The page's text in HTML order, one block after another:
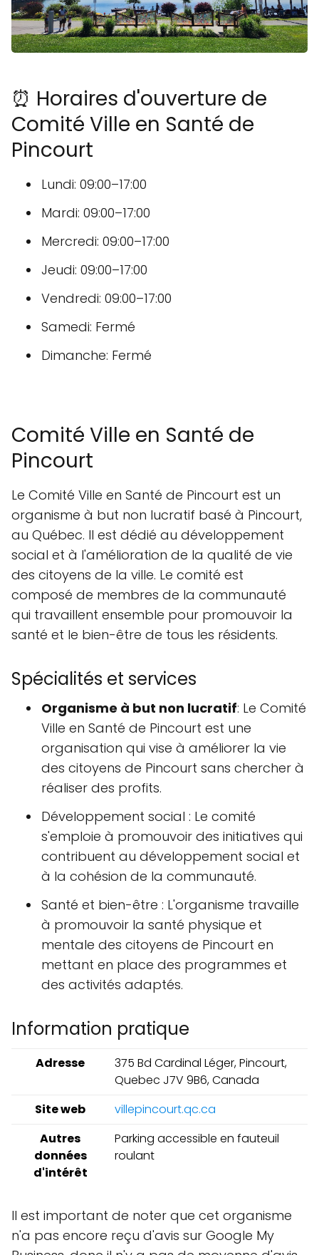
⏰ Horaires d'ouverture de
Comité Ville en Santé de
Pincourt
Lundi: 09:00–17:00
Mardi: 09:00–17:00
Mercredi: 09:00–17:00
Jeudi: 09:00–17:00
Vendredi: 09:00–17:00
Samedi: Fermé
Dimanche: Fermé
Comité Ville en Santé de
Pincourt
Le Comité Ville en Santé de Pincourt est un
organisme à but non lucratif basé à Pincourt,
au Québec. Il est dédié au développement
social et à l'amélioration de la qualité de vie
des citoyens de la ville. Le comité est
composé de membres de la communauté
qui travaillent ensemble pour promouvoir la
santé et le bien-être de tous les résidents.
Spécialités et services
Organisme à but non lucratif: Le Comité
Ville en Santé de Pincourt est une
organisation qui vise à améliorer la vie
des citoyens de Pincourt sans chercher à
réaliser des profits.
Développement social : Le comité
s'emploie à promouvoir des initiatives qui
contribuent au développement social et
à la cohésion de la communauté.
Santé et bien-être : L'organisme travaille
à promouvoir la santé physique et
mentale des citoyens de Pincourt en
mettant en place des programmes et
des activités adaptés.
Information pratique
Adresse
375 Bd Cardinal Léger, Pincourt,
Quebec J7V 9B6, Canada
Site web
villepincourt.qc.ca
Autres
données
d'intérêt
Parking accessible en fauteuil
roulant
Il est important de noter que cet organisme
n'a pas encore reçu d'avis sur Google My